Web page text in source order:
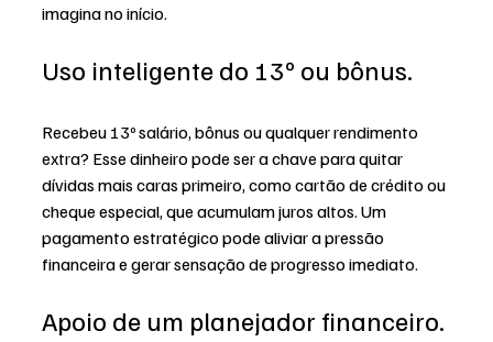
imagina no início.
Uso inteligente do 13º ou bônus.
Recebeu 13º salário, bônus ou qualquer rendimento
extra? Esse dinheiro pode ser a chave para quitar
dívidas mais caras primeiro, como cartão de crédito ou
cheque especial, que acumulam juros altos. Um
pagamento estratégico pode aliviar a pressão
financeira e gerar sensação de progresso imediato.
Apoio de um planejador financeiro.